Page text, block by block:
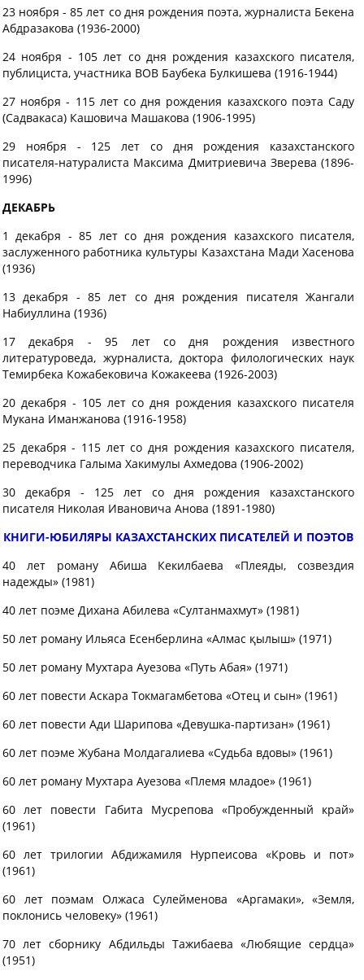
23 ноября - 85 лет со дня рождения поэта, журналиста Бекена
Абдразакова (1936-2000)
24 ноября - 105 лет со дня рождения казахского писателя,
публициста, участника ВОВ Баубека Булкишева (1916-1944)
27 ноября - 115 лет со дня рождения казахского поэта Саду
(Садвакаса) Кашовича Машакова (1906-1995)
29 ноября - 125 лет со дня рождения казахстанского
писателя-натуралиста Максима Дмитриевича Зверева (1896-
1996)
ДЕКАБРЬ
1 декабря - 85 лет со дня рождения казахского писателя,
заслуженного работника культуры Казахстана Мади Хасенова
(1936)
13 декабря - 85 лет со дня рождения писателя Жангали
Набиуллина (1936)
17 декабря - 95 лет со дня рождения известного
литературоведа, журналиста, доктора филологических наук
Темирбека Кожабековича Кожакеева (1926-2003)
20 декабря - 105 лет со дня рождения казахского писателя
Мукана Иманжанова (1916-1958)
25 декабря - 115 лет со дня рождения казахского писателя,
переводчика Галыма Хакимулы Ахмедова (1906-2002)
30 декабря - 125 лет со дня рождения казахстанского
писателя Николая Ивановича Анова (1891-1980)
КНИГИ-ЮБИЛЯРЫ КАЗАХСТАНСКИХ ПИСАТЕЛЕЙ И ПОЭТОВ
40 лет роману Абиша Кекилбаева «Плеяды, созвездия
надежды» (1981)
40 лет поэме Дихана Абилева «Султанмахмут» (1981)
50 лет роману Ильяса Есенберлина «Алмас қылыш» (1971)
50 лет роману Мухтара Ауезова «Путь Абая» (1971)
60 лет повести Аскара Токмагамбетова «Отец и сын» (1961)
60 лет повести Ади Шарипова «Девушка-партизан» (1961)
60 лет поэме Жубана Молдагалиева «Судьба вдовы» (1961)
60 лет роману Мухтара Ауезова «Племя младое» (1961)
60 лет повести Габита Мусрепова «Пробужденный край»
(1961)
60 лет трилогии Абдижамиля Нурпеисова «Кровь и пот»
(1961)
60 лет поэмам Олжаса Сулейменова «Аргамаки», «Земля,
поклонись человеку» (1961)
70 лет сборнику Абдильды Тажибаева «Любящие сердца»
(1951)